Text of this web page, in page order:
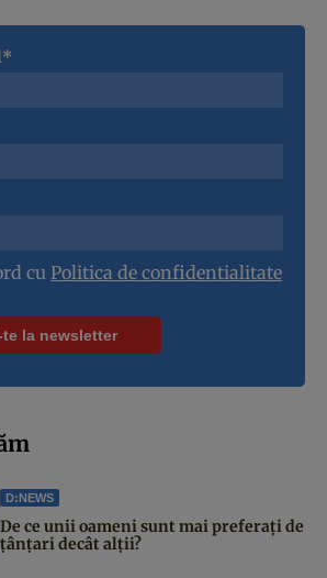
cu Politica de confidentialitate
D:NEWS
De ce unii oameni sunt mai preferați de
țânțari decât alții?